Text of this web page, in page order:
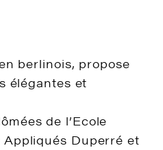
berlinois, propose
élégantes et
de l’Ecole
Duperré et